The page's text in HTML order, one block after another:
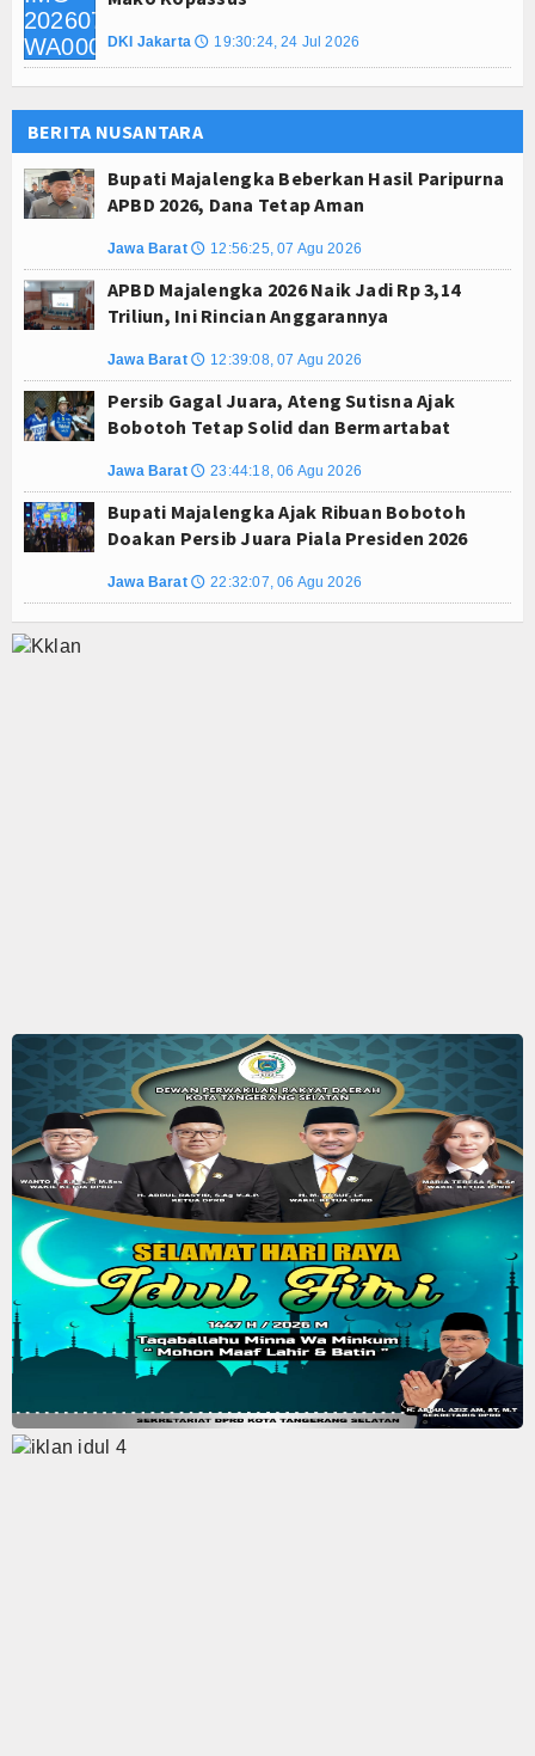
DKI Jakarta 🕔 19:30:24, 24 Jul 2026
BERITA NUSANTARA
Bupati Majalengka Beberkan Hasil Paripurna
APBD 2026, Dana Tetap Aman
Jawa Barat 🕔 12:56:25, 07 Agu 2026
APBD Majalengka 2026 Naik Jadi Rp 3,14
Triliun, Ini Rincian Anggarannya
Jawa Barat 🕔 12:39:08, 07 Agu 2026
Persib Gagal Juara, Ateng Sutisna Ajak
Bobotoh Tetap Solid dan Bermartabat
Jawa Barat 🕔 23:44:18, 06 Agu 2026
Bupati Majalengka Ajak Ribuan Bobotoh
Doakan Persib Juara Piala Presiden 2026
Jawa Barat 🕔 22:32:07, 06 Agu 2026